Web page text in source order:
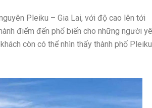
Pleiku – Gia Lai, với độ cao lên tới
điểm đến phổ biến cho những người
còn có thể nhìn thấy thành phố Pleiku